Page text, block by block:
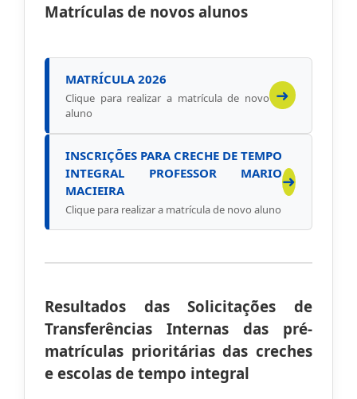
Matrículas de novos alunos
MATRÍCULA 2026
Clique para realizar a matrícula de novo
aluno
➜
INSCRIÇÕES PARA CRECHE DE TEMPO
INTEGRAL PROFESSOR MARIO
MACIEIRA
Clique para realizar a matrícula de novo aluno
➜
Resultados das Solicitações de
Transferências Internas das pré-
matrículas prioritárias das creches
e escolas de tempo integral